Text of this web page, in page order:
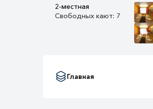
2-местная
Свободных кают: 7
3+
Главная